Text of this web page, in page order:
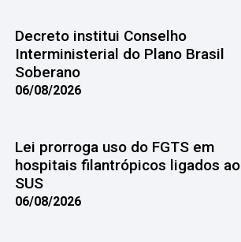
Decreto institui Conselho
Interministerial do Plano Brasil
Soberano
06/08/2026
Lei prorroga uso do FGTS em
hospitais filantrópicos ligados ao
SUS
06/08/2026